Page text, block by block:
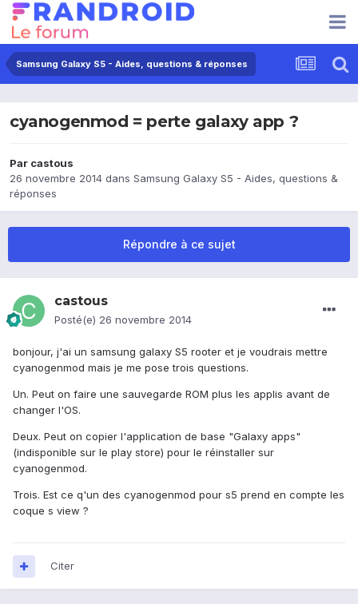
Samsung Galaxy S5 - Aides, questions & réponses
cyanogenmod = perte galaxy app ?
Par castous
26 novembre 2014 dans Samsung Galaxy S5 - Aides, questions &
réponses
Répondre à ce sujet
castous
Posté(e) 26 novembre 2014
bonjour, j'ai un samsung galaxy S5 rooter et je voudrais mettre
cyanogenmod mais je me pose trois questions.
Un. Peut on faire une sauvegarde ROM plus les applis avant de
changer l'OS.
Deux. Peut on copier l'application de base "Galaxy apps"
(indisponible sur le play store) pour le réinstaller sur
cyanogenmod.
Trois. Est ce q'un des cyanogenmod pour s5 prend en compte les
coque s view ?
Citer